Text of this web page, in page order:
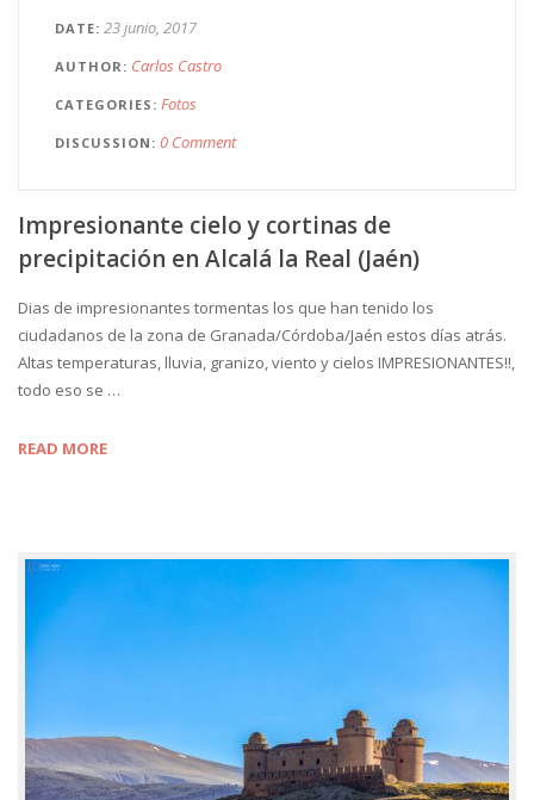
DATE 23 junio, 2017
AUTHOR Carlos Castro
CATEGORIES Fotos
DISCUSSION 0 Comment
Impresionante cielo y cortinas de
precipitación en Alcalá la Real (Jaén)
Dias de impresionantes tormentas los que han tenido los
ciudadanos de la zona de Granada/Córdoba/Jaén estos días atrás.
Altas temperaturas, lluvia, granizo, viento y cielos IMPRESIONANTES!!,
todo eso se …
READ MORE